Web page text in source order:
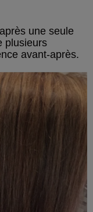
une seule
plusieurs
avant-après.